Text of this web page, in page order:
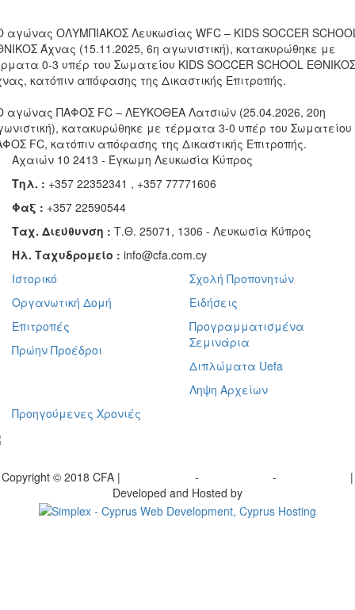
αγώνας ΟΛΥΜΠΙΑΚΟΣ Λευκωσίας WFC – KIDS SOCCER
Άχνας (15.11.2025, 6η αγωνιστική), κατακυρώθηκε με
0-3 υπέρ του Σωματείου KIDS SOCCER SCHOOL ΕΘΝΙΚΟΣ
κατόπιν απόφασης της Δικαστικής Επιτροπής.
αγώνας ΠΑΦΟΣ FC – ΛΕΥΚΟΘΕΑ Λατσιών (25.04.2026, 20η
κατακυρώθηκε με τέρματα 3-0 υπέρ του Σωματείου
FC, κατόπιν απόφασης της Δικαστικής Επιτροπής.
Αχαιών 10 2413 - Έγκωμη Λευκωσία Κύπρος
Τηλ. : +357 22352341 , +357 77771606
Φαξ : +357 22590544
Ταχ. Διεύθυνση : Τ.Θ. 25071, 1306 - Λευκωσία Κύπρος
Ηλ. Ταχυδρομείο : info@cfa.com.cy
Ιστορικό
Οργανωτική Δομή
Επιτροπές
Πρώην Προέδροι
Σχολή Προπονητών
Ειδήσεις
Προγραμματισμένα
Σεμινάρια
Διπλώματα Uefa
Ληψη Αρχείων
Προηγούμενες Χρονιές
Copyright © 2018 CFA | - -
|
Developed and Hosted by